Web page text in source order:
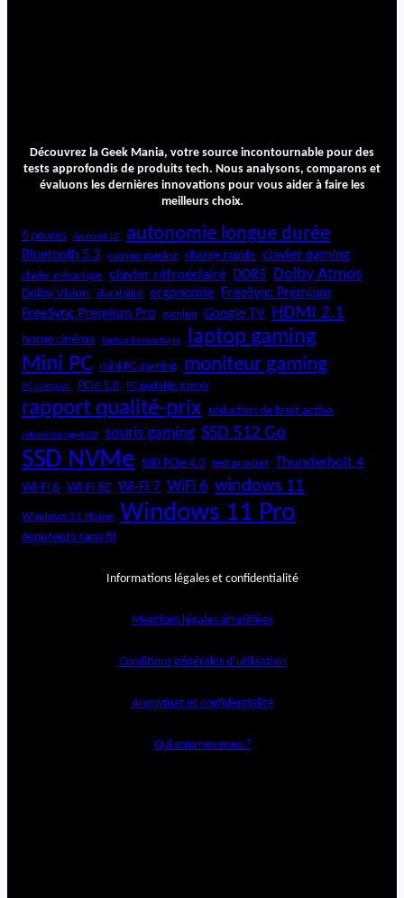
Découvrez la Geek Mania, votre source incontournable pour des
tests approfondis de produits tech. Nous analysons, comparons et
évaluons les dernières innovations pour vous aider à faire les
meilleurs choix.
6 pouces Android 15 autonomie longue durée
Bluetooth 5.3 casque gaming charge rapide clavier gaming
clavier mécanique clavier rétroéclairé DDR5 Dolby Atmos
Dolby Vision durabilité ergonomie
FreeSync Premium
FreeSync Premium Pro
gaming Google TV HDMI 2.1
home cinéma laptop bureautique laptop gaming
Mini PC mini PC gaming moniteur gaming
PC compact PCIe 5.0 PC portable gamer
rapport qualité-prix réduction de bruit active
rétroéclairage RGB souris gaming SSD 512 Go
SSD NVMe SSD PCIe 4.0 test produit Thunderbolt 4
Wi-Fi 6 Wi-Fi 6E Wi-Fi 7 WiFi 6 windows 11
Windows 11 Home Windows 11 Pro
écouteurs sans fil
Informations légales et confidentialité
Mentions légales simplifiées
Conditions générales d’utilisation
Anonymat et confidentialité
Qui sommes-nous ?